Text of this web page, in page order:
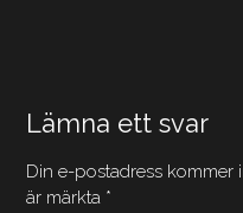
Lämna ett svar
Din e-postadress kommer
är märkta *